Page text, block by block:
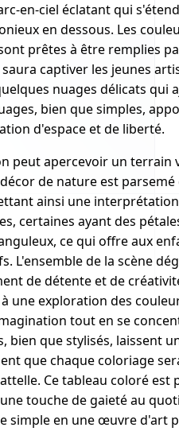
en-ciel éclatant qui
en dessous. Les
prêtes à être remplies
captiver les jeunes
nuages délicats qui
bien que simples,
d'espace et de liberté.
peut apercevoir un terrain
de nature est
ainsi une
certaines ayant des
ce qui offre aux
L'ensemble de la scène
de détente et de
une exploration des
tout en se
bien que stylisés, laissent
que chaque coloriage
Ce tableau coloré
touche de gaieté au
simple en une œuvre d'art